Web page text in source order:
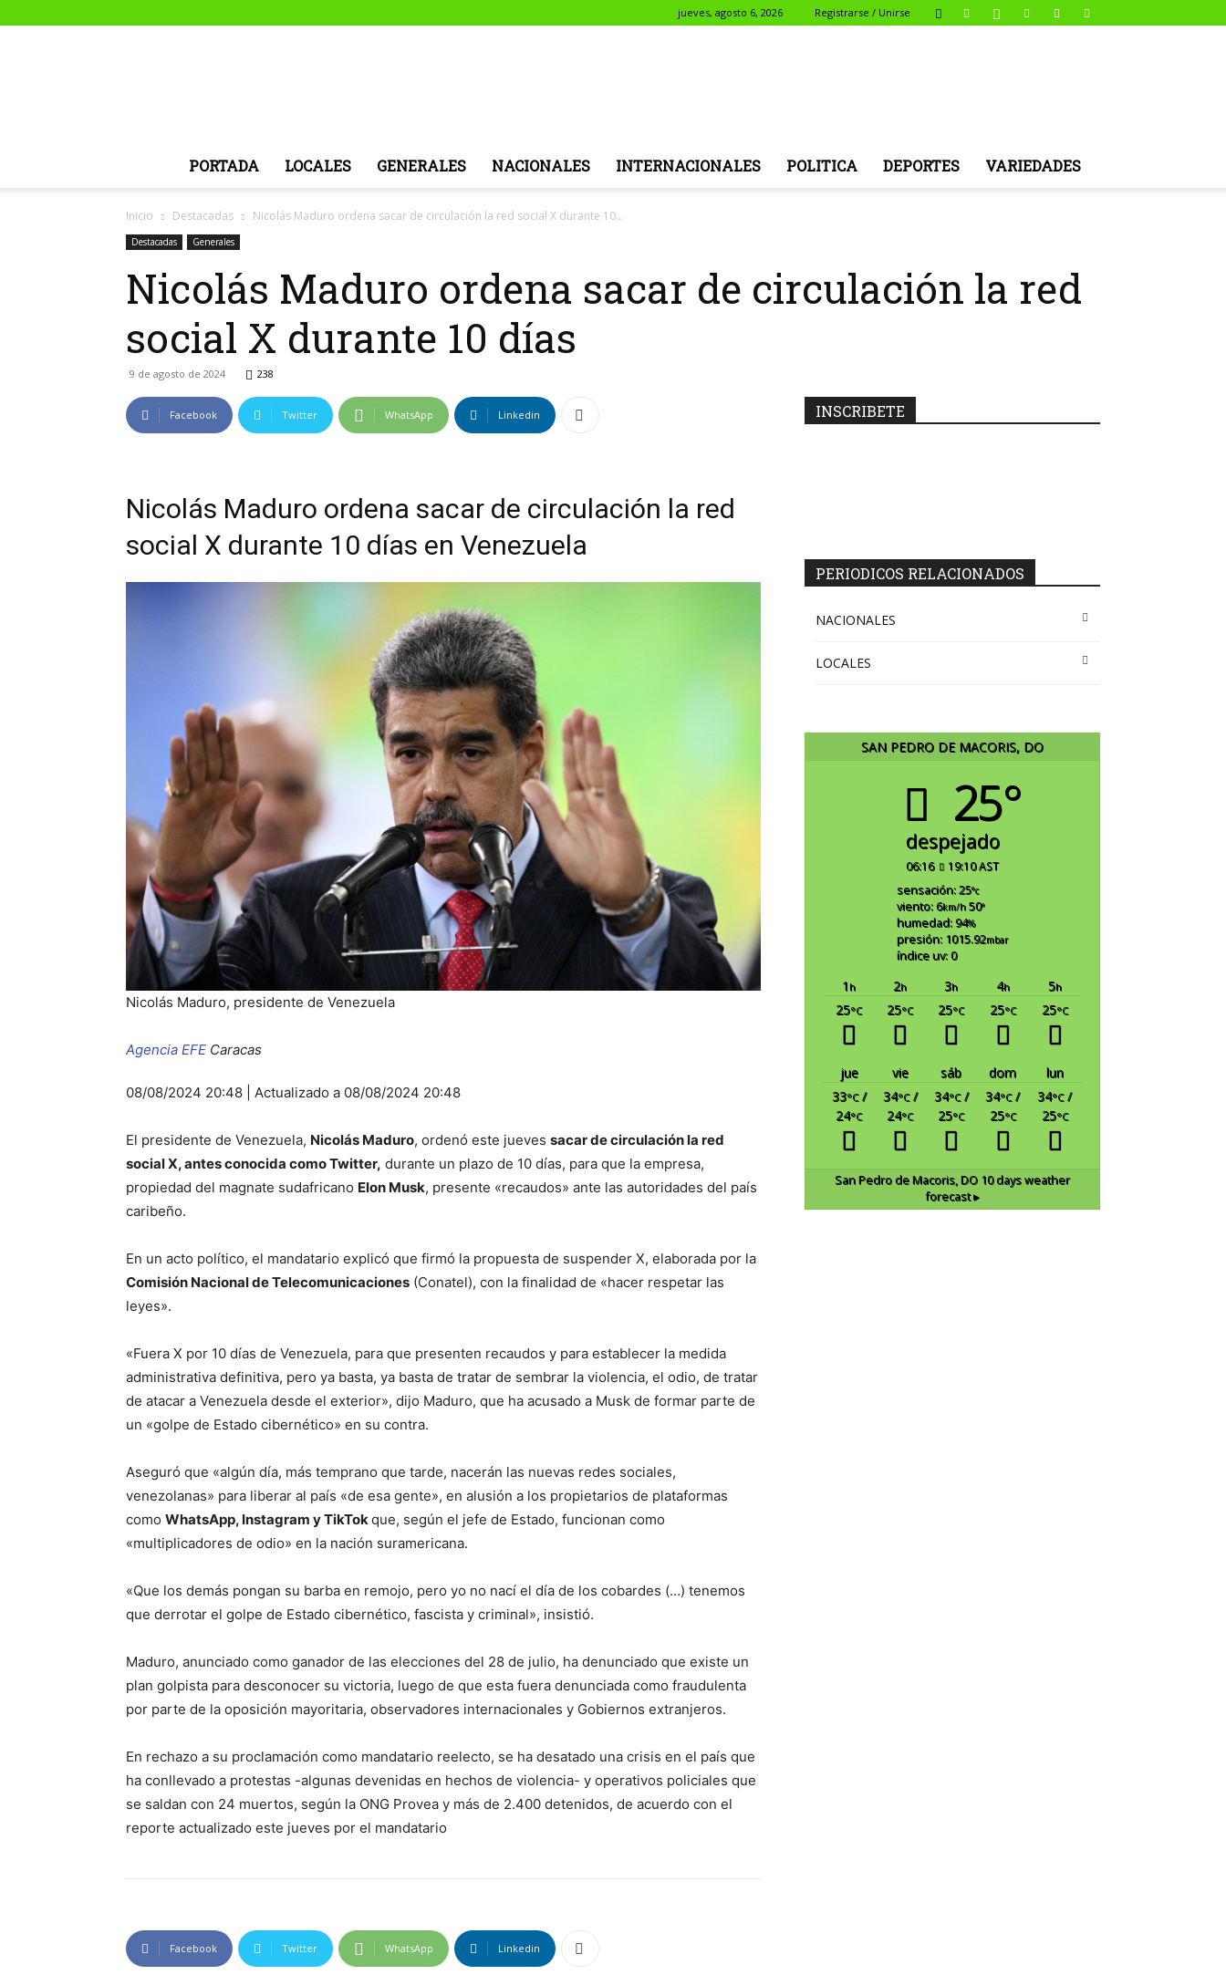
jueves, agosto 6, 2026 Registrarse / Unirse
PORTADA LOCALES GENERALES NACIONALES INTERNACIONALES POLITICA DEPORTES VARIEDADES
Inicio Destacadas Nicolás Maduro ordena sacar de circulación la red social X durante 10...
Destacadas Generales
Nicolás Maduro ordena sacar de circulación la red
social X durante 10 días
9 de agosto de 2024 238
Facebook Twitter WhatsApp Linkedin
Nicolás Maduro ordena sacar de circulación la red
social X durante 10 días en Venezuela
Nicolás Maduro, presidente de Venezuela
Agencia EFE Caracas
08/08/2024 20:48 | Actualizado a 08/08/2024 20:48
El presidente de Venezuela, Nicolás Maduro, ordenó este jueves sacar de circulación la red
social X, antes conocida como Twitter, durante un plazo de 10 días, para que la empresa,
propiedad del magnate sudafricano Elon Musk, presente «recaudos» ante las autoridades del país
caribeño.
En un acto político, el mandatario explicó que firmó la propuesta de suspender X, elaborada por la
Comisión Nacional de Telecomunicaciones (Conatel), con la finalidad de «hacer respetar las
leyes».
«Fuera X por 10 días de Venezuela, para que presenten recaudos y para establecer la medida
administrativa definitiva, pero ya basta, ya basta de tratar de sembrar la violencia, el odio, de tratar
de atacar a Venezuela desde el exterior», dijo Maduro, que ha acusado a Musk de formar parte de
un «golpe de Estado cibernético» en su contra.
Aseguró que «algún día, más temprano que tarde, nacerán las nuevas redes sociales,
venezolanas» para liberar al país «de esa gente», en alusión a los propietarios de plataformas
como WhatsApp, Instagram y TikTokque, según el jefe de Estado, funcionan como
«multiplicadores de odio» en la nación suramericana.
«Que los demás pongan su barba en remojo, pero yo no nací el día de los cobardes (…) tenemos
que derrotar el golpe de Estado cibernético, fascista y criminal», insistió.
Maduro, anunciado como ganador de las elecciones del 28 de julio, ha denunciado que existe un
plan golpista para desconocer su victoria, luego de que esta fuera denunciada como fraudulenta
por parte de la oposición mayoritaria, observadores internacionales y Gobiernos extranjeros.
En rechazo a su proclamación como mandatario reelecto, se ha desatado una crisis en el país que
ha conllevado a protestas -algunas devenidas en hechos de violencia- y operativos policiales que
se saldan con 24 muertos, según la ONG Provea y más de 2.400 detenidos, de acuerdo con el
reporte actualizado este jueves por el mandatario
Facebook Twitter WhatsApp Linkedin
INSCRIBETE
PERIODICOS RELACIONADOS
NACIONALES
LOCALES
SAN PEDRO DE MACORIS, DO
25°
despejado
06:16 19:10 AST
sensación: 25°c
viento: 6km/h 50°
humedad: 94%
presión: 1015.92mbar
índice uv: 0
1 h 2h 3h 4h 5h
25°C 25°C 25°C 25°C 25°C
jue vie sáb dom
lun
33°C/
24°C
34°C/
24°C
34°C/
25°C
34°C/
25°C
34°C/
25°C
San Pedro de Macoris, DO 10 days weather
forecast ▸